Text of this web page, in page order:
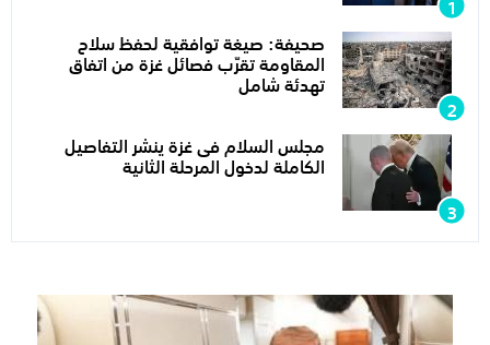
صحيفة: صيغة توافقية لحفظ سلاح
المقاومة تقرّب فصائل غزة من اتفاق
تهدئة شامل
مجلس السلام فى غزة ينشر التفاصيل
الكاملة لدخول المرحلة الثانية